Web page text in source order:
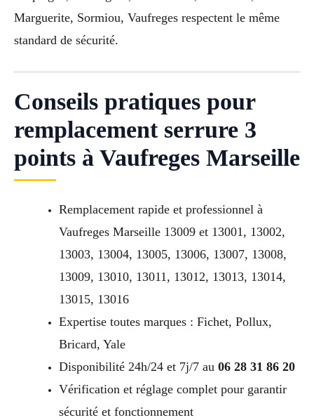
Marguerite, Sormiou, Vaufreges respectent le même
standard de sécurité.
Conseils pratiques pour
remplacement serrure 3
points à Vaufreges Marseille
Remplacement rapide et professionnel à
Vaufreges Marseille 13009 et 13001, 13002,
13003, 13004, 13005, 13006, 13007, 13008,
13009, 13010, 13011, 13012, 13013, 13014,
13015, 13016
Expertise toutes marques : Fichet, Pollux,
Bricard, Yale
Disponibilité 24h/24 et 7j/7 au 06 28 31 86 20
Vérification et réglage complet pour garantir
sécurité et fonctionnement